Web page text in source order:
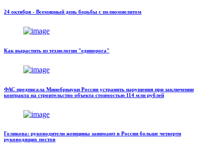
24 октября - Всемирный день борьбы с полиомиелитом
Как вырастить из технологии "единорога"
ФАС предписала Минобрнауки России устранить нарушения при заключении
контракта на строительство объекта стоимостью 114 млн рублей
Голикова: руководители женщины занимают в России больше четверти
руководящих постов